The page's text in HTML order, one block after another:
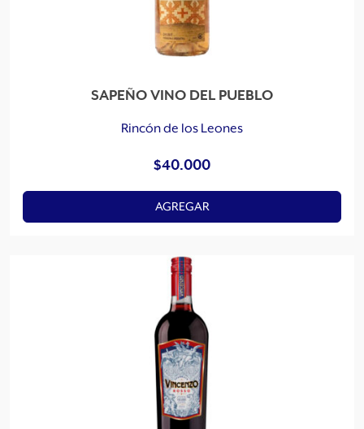
o
ú
t
m
s
SAPEÑO VINO DEL PUEBLO
Rincón de los Leones
$40.000
AGREGAR